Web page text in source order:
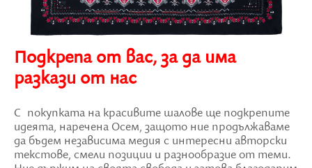
Подкрепа от вас, за да има
разкази от нас
С покупката на красивите шалове ще подкрепите
идеята, наречена Осем, защото ние продължаваме
да бъдем независима медия с интересни авторски
текстове, смели позиции и разнообразие от теми.